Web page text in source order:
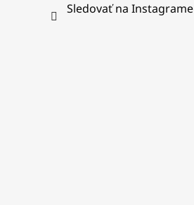
Sledovať na Instagrame